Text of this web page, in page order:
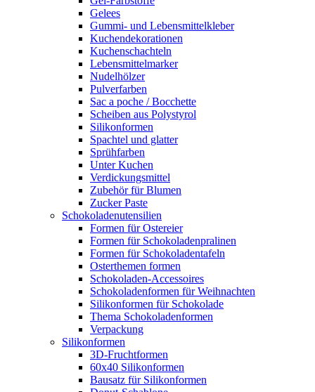
Gelees
Gummi- und Lebensmittelkleber
Kuchendekorationen
Kuchenschachteln
Lebensmittelmarker
Nudelhölzer
Pulverfarben
Sac a poche / Bocchette
Scheiben aus Polystyrol
Silikonformen
Spachtel und glatter
Sprühfarben
Unter Kuchen
Verdickungsmittel
Zubehör für Blumen
Zucker Paste
Schokoladenutensilien
Formen für Ostereier
Formen für Schokoladenpralinen
Formen für Schokoladentafeln
Osterthemen formen
Schokoladen-Accessoires
Schokoladenformen für Weihnachten
Silikonformen für Schokolade
Thema Schokoladenformen
Verpackung
Silikonformen
3D-Fruchtformen
60x40 Silikonformen
Bausatz für Silikonformen